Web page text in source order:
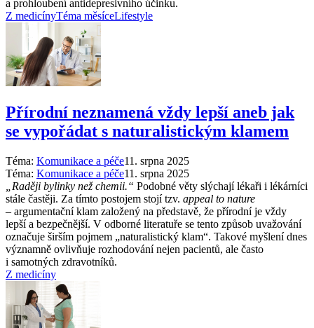
a prohloubení antidepresivního účinku.
Z medicínyTéma měsíceLifestyle
Přírodní neznamená vždy lepší aneb jak
se vypořádat s naturalistickým klamem
Téma: Komunikace a péče11. srpna 2025
Téma: Komunikace a péče11. srpna 2025
„Raději bylinky než chemii.“ Podobné věty slýchají lékaři i lékárníci
stále častěji. Za tímto postojem stojí tzv. appeal to nature
–⁠ argumentační klam založený na představě, že přírodní je vždy
lepší a bezpečnější. V odborné literatuře se tento způsob uvažování
označuje širším pojmem „naturalistický klam“. Takové myšlení dnes
významně ovlivňuje rozhodování nejen pacientů, ale často
i samotných zdravotníků.
Z medicíny